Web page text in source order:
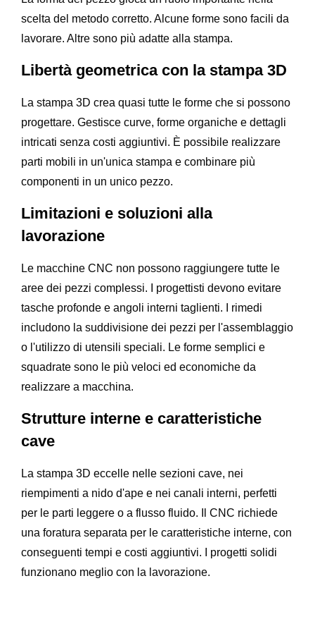
scelta del metodo corretto. Alcune forme sono facili da
lavorare. Altre sono più adatte alla stampa.
Libertà geometrica con la stampa 3D
La stampa 3D crea quasi tutte le forme che si possono
progettare. Gestisce curve, forme organiche e dettagli
intricati senza costi aggiuntivi. È possibile realizzare
parti mobili in un'unica stampa e combinare più
componenti in un unico pezzo.
Limitazioni e soluzioni alla
lavorazione
Le macchine CNC non possono raggiungere tutte le
aree dei pezzi complessi. I progettisti devono evitare
tasche profonde e angoli interni taglienti. I rimedi
includono la suddivisione dei pezzi per l'assemblaggio
o l'utilizzo di utensili speciali. Le forme semplici e
squadrate sono le più veloci ed economiche da
realizzare a macchina.
Strutture interne e caratteristiche
cave
La stampa 3D eccelle nelle sezioni cave, nei
riempimenti a nido d'ape e nei canali interni, perfetti
per le parti leggere o a flusso fluido. Il CNC richiede
una foratura separata per le caratteristiche interne, con
conseguenti tempi e costi aggiuntivi. I progetti solidi
funzionano meglio con la lavorazione.